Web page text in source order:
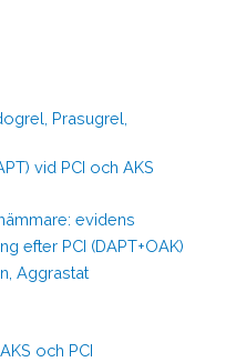
Prasugrel,
vid PCI och AKS
evidens
efter PCI (DAPT+OAK)
Aggrastat
och PCI